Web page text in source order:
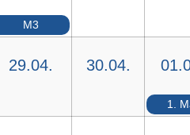
M3
29.04. 30.04.
1.